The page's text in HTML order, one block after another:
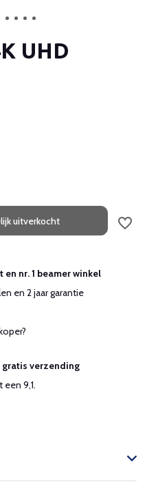
UHD
uitverkocht
nr. 1 beamer winkel
en 2 jaar garantie
verzending
9,1.